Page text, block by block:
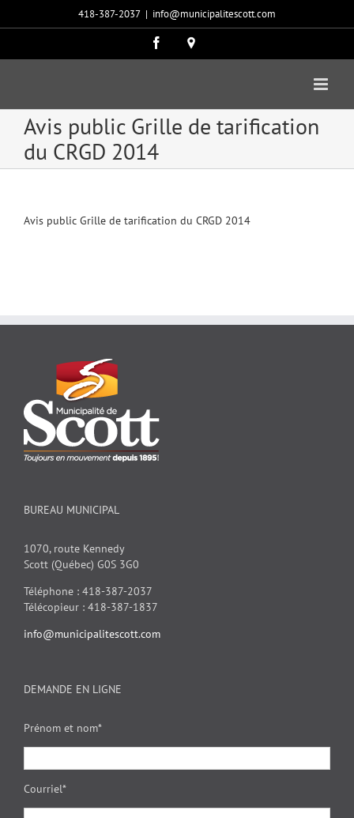
418-387-2037 | info@municipalitescott.com
Facebook
Carte
Avis public Grille de tarification
du CRGD 2014
Avis public Grille de tarification du CRGD 2014
BUREAU MUNICIPAL
1070, route Kennedy
Scott (Québec) G0S 3G0
Téléphone : 418-387-2037
Télécopieur : 418-387-1837
info@municipalitescott.com
DEMANDE EN LIGNE
Prénom et nom*
Courriel*